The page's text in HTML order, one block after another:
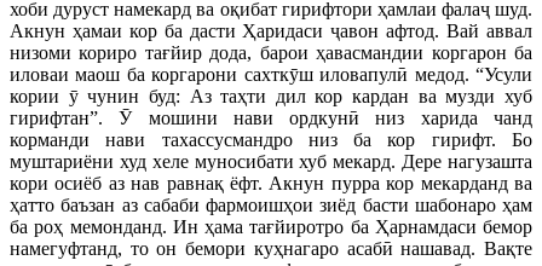
хоби дуруст намекард ва оқибат гирифтори ҳамлаи фалаҷ шуд.
Акнун ҳамаи кор ба дасти Ҳаридаси ҷавон афтод. Вай аввал
низоми кориро тағйир дода, барои ҳавасмандии коргарон ба
иловаи маош ба коргарони сахткӯш иловапулӣ медод. “Усули
кории ӯ чунин буд: Аз таҳти дил кор кардан ва музди хуб
гирифтан”. Ӯ мошини нави ордкунӣ низ харида чанд
корманди нави тахассусмандро низ ба кор гирифт. Бо
муштариёни худ хеле муносибати хуб мекард. Дере нагузашта
кори осиёб аз нав равнақ ёфт. Акнун пурра кор мекарданд ва
ҳатто баъзан аз сабаби фармоишҳои зиёд басти шабонаро ҳам
ба роҳ мемонданд. Ин ҳама тағйиротро ба Ҳарнамдаси бемор
намегуфтанд, то он бемори куҳнагаро асабӣ нашавад. Вақте